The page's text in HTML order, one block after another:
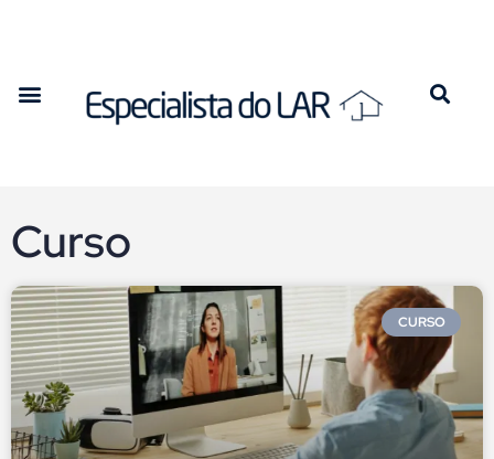
Curso
CURSO